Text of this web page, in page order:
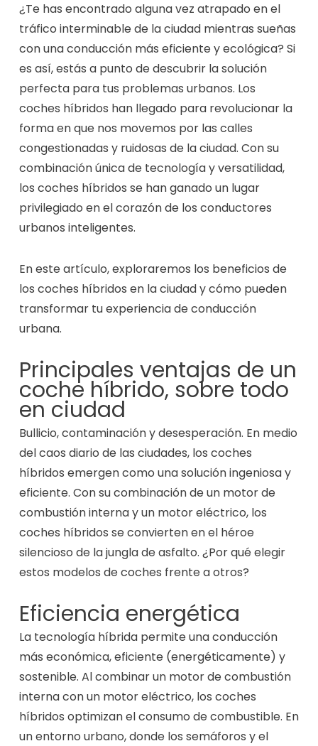
¿Te has encontrado alguna vez atrapado en el
tráfico interminable de la ciudad mientras sueñas
con una conducción más eficiente y ecológica? Si
es así, estás a punto de descubrir la solución
perfecta para tus problemas urbanos. Los
coches híbridos han llegado para revolucionar la
forma en que nos movemos por las calles
congestionadas y ruidosas de la ciudad. Con su
combinación única de tecnología y versatilidad,
los coches híbridos se han ganado un lugar
privilegiado en el corazón de los conductores
urbanos inteligentes.
En este artículo, exploraremos los beneficios de
los coches híbridos en la ciudad y cómo pueden
transformar tu experiencia de conducción
urbana.
Principales ventajas de un
coche híbrido, sobre todo
en ciudad
Bullicio, contaminación y desesperación. En medio
del caos diario de las ciudades, los coches
híbridos emergen como una solución ingeniosa y
eficiente. Con su combinación de un motor de
combustión interna y un motor eléctrico, los
coches híbridos se convierten en el héroe
silencioso de la jungla de asfalto. ¿Por qué elegir
estos modelos de coches frente a otros?
Eficiencia energética
La tecnología híbrida permite una conducción
más económica, eficiente (energéticamente) y
sostenible. Al combinar un motor de combustión
interna con un motor eléctrico, los coches
híbridos optimizan el consumo de combustible. En
un entorno urbano, donde los semáforos y el